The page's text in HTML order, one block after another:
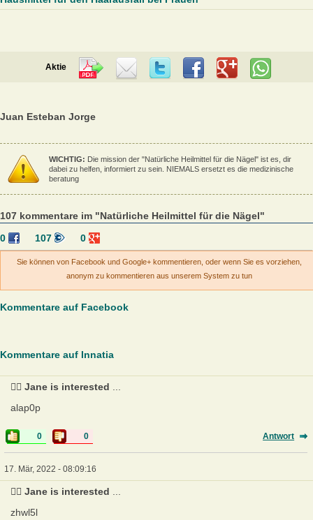
Aktie
Juan Esteban Jorge
WICHTIG: Die mission der "Natürliche Heilmittel für die Nägel" ist es, dir
dabei zu helfen, informiert zu sein. NIEMALS ersetzt es die medizinische
beratung
107 kommentare im "Natürliche Heilmittel für die Nägel"
0
107 0
Sie können von Facebook und Google+ kommentieren, oder wenn Sie es vorziehen,
anonym zu kommentieren aus unserem System zu tun
Kommentare auf Facebook
Kommentare auf Innatia
❤️‍🔥 Jane is interested
alap0p
0 0 Antwort
17. Mär, 2022 - 08:09:16
❤️‍🔥 Jane is interested
zhwl5l